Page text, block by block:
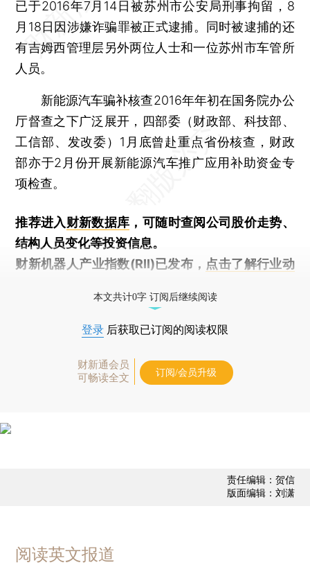
已于2016年7月14日被苏州市公安局刑事拘留，8
月18日因涉嫌诈骗罪被正式逮捕。同时被逮捕的还
有吉姆西管理层另外两位人士和一位苏州市车管所
人员。
新能源汽车骗补核查2016年年初在国务院办公
厅督查之下广泛展开，四部委（财政部、科技部、
工信部、发改委）1月底曾赴重点省份核查，财政
部亦于2月份开展新能源汽车推广应用补助资金专
项检查。
推荐进入财新数据库 ，可随时查阅公司股价走势、
结构人员变化等投资信息。
财新机器人产业指数(RII)已发布， 点击了解行业动
本文共计0字 订阅后继续阅读
登录 后获取已订阅的阅读权限
财新通会员
可畅读全文
订阅/会员升级
责任编辑：贺信
版面编辑：刘潇
阅读英文报道